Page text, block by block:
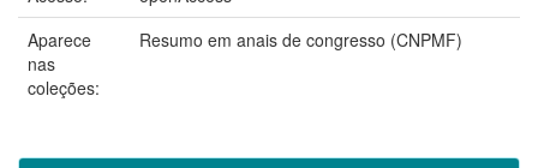
Aparece
nas
coleções:
Resumo em anais de congresso (CNPMF)